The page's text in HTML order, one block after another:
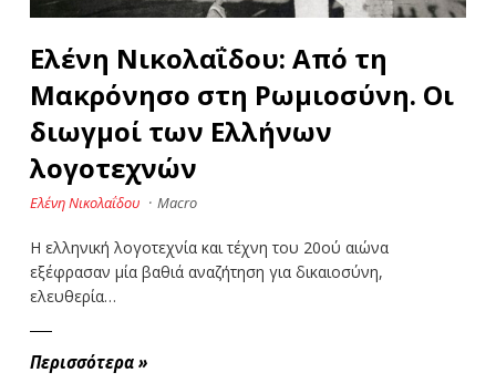
Ελένη Νικολαΐδου: Από τη
Μακρόνησο στη Ρωμιοσύνη. Οι
διωγμοί των Ελλήνων
λογοτεχνών
Ελένη Νικολαΐδου · Macro
Η ελληνική λογοτεχνία και τέχνη του 20ού αιώνα
εξέφρασαν μία βαθιά αναζήτηση για δικαιοσύνη,
ελευθερία…
Περισσότερα »